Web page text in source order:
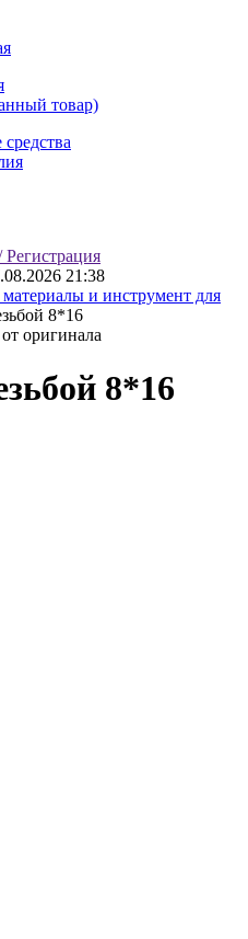
товар)
Регистрация
21:38
и инструмент для
8*16
оригинала
8*16